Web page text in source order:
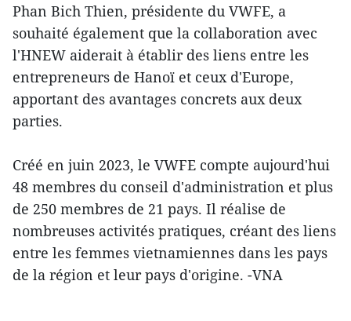
Phan Bich Thien, présidente du VWFE, a
souhaité également que la collaboration avec
l'HNEW aiderait à établir des liens entre les
entrepreneurs de Hanoï et ceux d'Europe,
apportant des avantages concrets aux deux
parties.
Créé en juin 2023, le VWFE compte aujourd'hui
48 membres du conseil d'administration et plus
de 250 membres de 21 pays. Il réalise de
nombreuses activités pratiques, créant des liens
entre les femmes vietnamiennes dans les pays
de la région et leur pays d'origine. -VNA